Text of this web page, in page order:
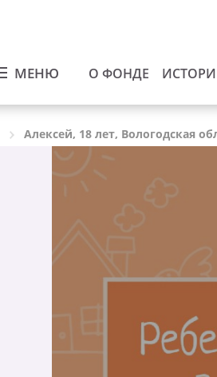
МЕНЮ О ФОНДЕ
Алексей, 18 лет, Вологодская